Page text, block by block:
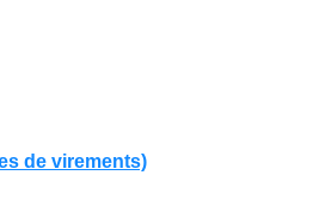
de virements)